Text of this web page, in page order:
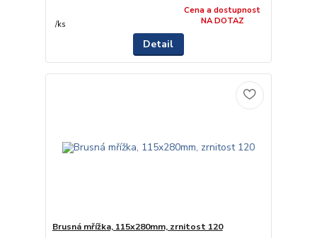
/ks
Cena a dostupnost
NA DOTAZ
Detail
Brusná mřížka, 115x280mm, zrnitost 120